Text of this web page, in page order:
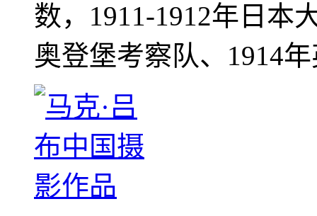
数，1911-1912年日本
奥登堡考察队、1914